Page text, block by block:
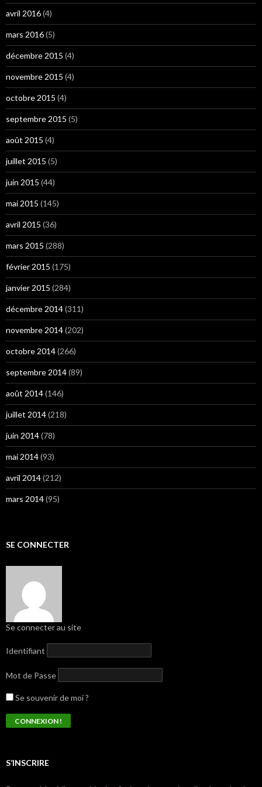
avril 2016(4)
mars 2016(5)
décembre 2015 (4)
novembre 2015 (4)
octobre 2015 (4)
septembre 2015 (5)
août 2015 (4)
juillet 2015 (5)
juin 2015 (44)
mai 2015 (145)
avril 2015 (36)
mars 2015 (288)
février 2015 (175)
janvier 2015 (284)
décembre 2014(311)
novembre 2014(202)
octobre 2014(266)
septembre 2014(89)
août 2014(146)
juillet 2014(218)
juin 2014(78)
mai 2014(93)
avril 2014(212)
mars 2014(95)
SE CONNECTER
Se connecter au site
Identifiant
Mot de Passe
Se souvenir de moi ?
S’INSCRIRE